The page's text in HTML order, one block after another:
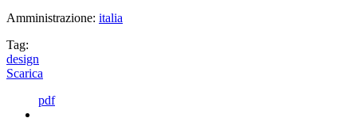
Amministrazione: italia
Tag:
design
Scarica
pdf